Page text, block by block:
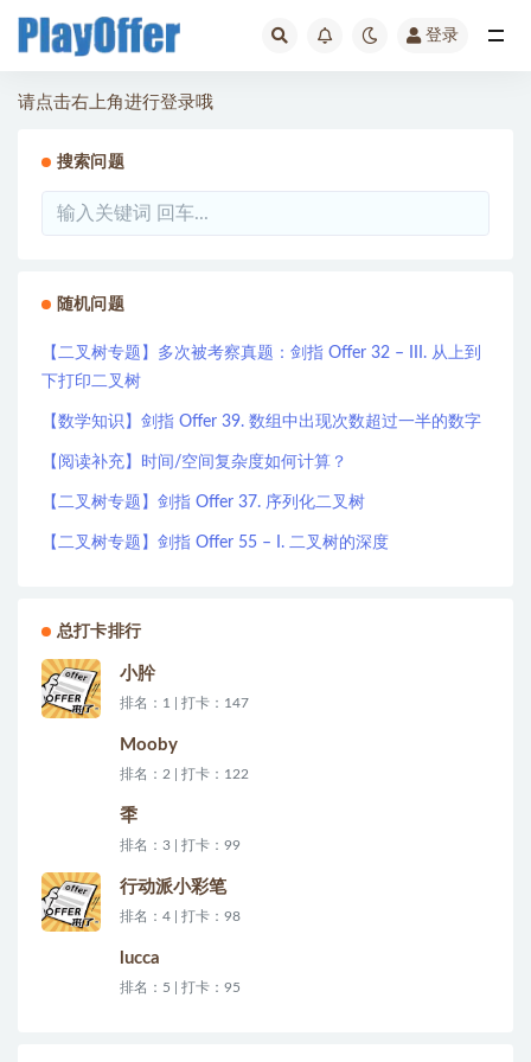
登录
请点击右上角进行登录哦
搜索问题
随机问题
【二叉树专题】多次被考察真题：剑指 Offer 32 – III. 从上到
下打印二叉树
【数学知识】剑指 Offer 39. 数组中出现次数超过一半的数字
【阅读补充】时间/空间复杂度如何计算？
【二叉树专题】剑指 Offer 37. 序列化二叉树
【二叉树专题】剑指 Offer 55 – I. 二叉树的深度
总打卡排行
小肸
排名：1 | 打卡：147
Mooby
排名：2 | 打卡：122
秊
排名：3 | 打卡：99
行动派小彩笔
排名：4 | 打卡：98
lucca
排名：5 | 打卡：95